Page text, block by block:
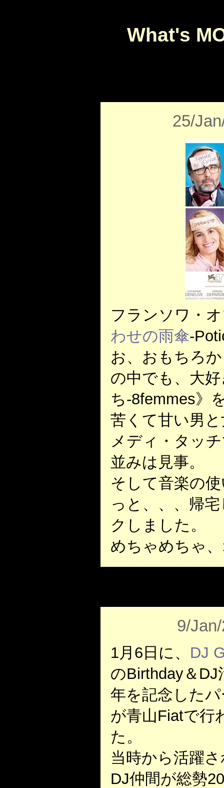
What's
25/
フランソワ・
わせの雨傘-
お、おもちろ
の中でも、大
ち-8femmes》
苦くて甘い男
メディ・タッ
並みは見事。
そして音楽の
っと、、、帰
クしました。
めちゃめちゃ
9/
1月6日に、 DJ
のBirthday＆DJ
年を記念した
が青山Fiatで行
た。
当時から活躍
DJ仲間が総勢